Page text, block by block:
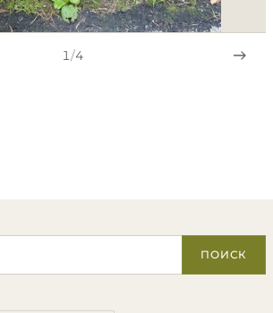
1/4
ПОИСК